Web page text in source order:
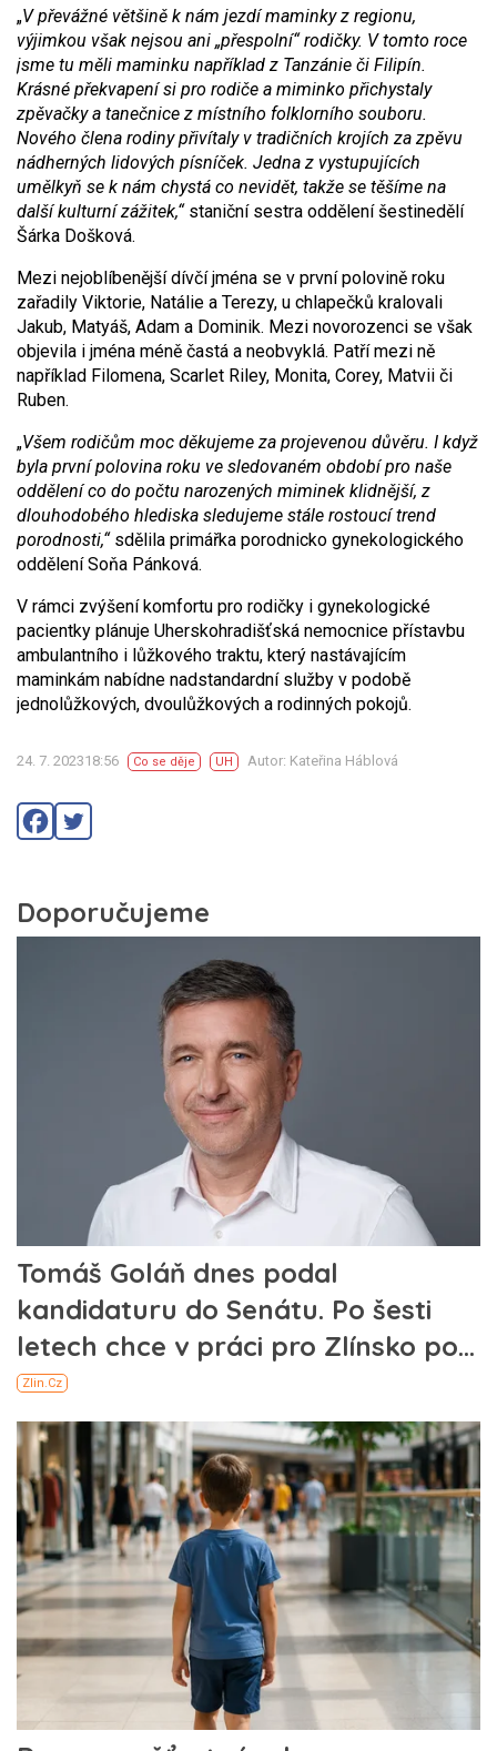
„V převážné většině k nám jezdí maminky z regionu,
výjimkou však nejsou ani „přespolní“ rodičky. V tomto roce
jsme tu měli maminku například z Tanzánie či Filipín.
Krásné překvapení si pro rodiče a miminko přichystaly
zpěvačky a tanečnice z místního folklorního souboru.
Nového člena rodiny přivítaly v tradičních krojích za zpěvu
nádherných lidových písníček. Jedna z vystupujících
umělkyň se k nám chystá co nevidět, takže se těšíme na
další kulturní zážitek,“staniční sestra oddělení šestinedělí
Šárka Došková.
Mezi nejoblíbenější dívčí jména se v první polovině roku
zařadily Viktorie, Natálie a Terezy, u chlapečků kralovali
Jakub, Matyáš, Adam a Dominik. Mezi novorozenci se však
objevila i jména méně častá a neobvyklá. Patří mezi ně
například Filomena, Scarlet Riley, Monita, Corey, Matvii či
Ruben.
„Všem rodičům moc děkujeme za projevenou důvěru. I když
byla první polovina roku ve sledovaném období pro naše
oddělení co do počtu narozených miminek klidnější, z
dlouhodobého hlediska sledujeme stále rostoucí trend
porodnosti,“ sdělila primářka porodnicko gynekologického
oddělení Soňa Pánková.
V rámci zvýšení komfortu pro rodičky i gynekologické
pacientky plánuje Uherskohradišťská nemocnice přístavbu
ambulantního i lůžkového traktu, který nastávajícím
maminkám nabídne nadstandardní služby v podobě
jednolůžkových, dvoulůžkových a rodinných pokojů.
24. 7. 202318:56 Co se děje UH Autor: Kateřina Háblová